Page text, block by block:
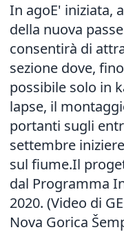
In agoE' iniziata,
della nuova
consentirà di
sezione dove,
possibile solo in
lapse, il
portanti sugli
settembre
sul fiume.Il
dal Programma
2020. (Video di
Nova Gorica